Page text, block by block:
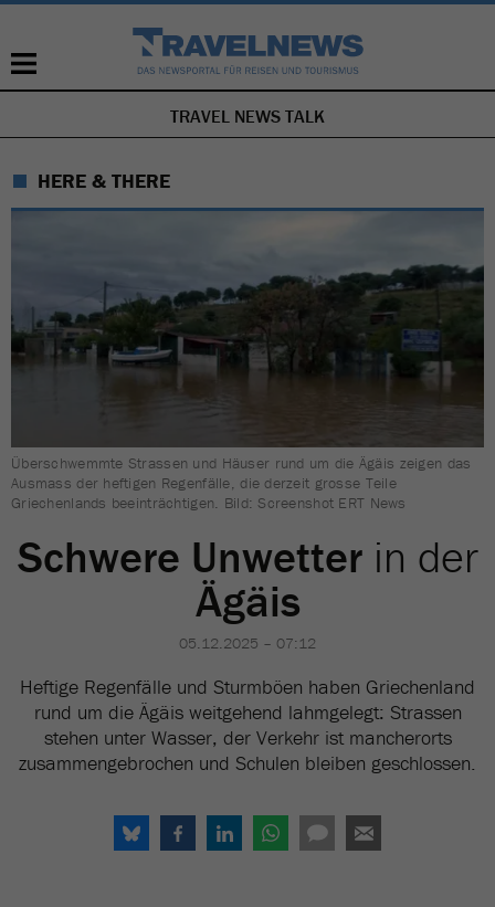
NAVIGATION
ÜBERSPRINGEN
TRAVEL NEWS TALK
HERE & THERE
Überschwemmte Strassen und Häuser rund um die Ägäis zeigen das
Ausmass der heftigen Regenfälle, die derzeit grosse Teile
Griechenlands beeinträchtigen. Bild: Screenshot ERT News
Schwere Unwetterin der
Ägäis
05.12.2025 – 07:12
Heftige Regenfälle und Sturmböen haben Griechenland
rund um die Ägäis weitgehend lahmgelegt: Strassen
stehen unter Wasser, der Verkehr ist mancherorts
zusammengebrochen und Schulen bleiben geschlossen.